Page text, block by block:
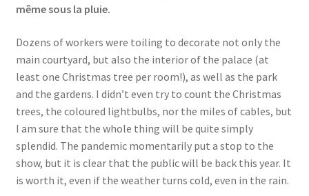
même sous la pluie.
Dozens of workers were toiling to decorate not only the
main courtyard, but also the interior of the palace (at
least one Christmas tree per room!), as well as the park
and the gardens. I didn’t even try to count the Christmas
trees, the coloured lightbulbs, nor the miles of cables, but
I am sure that the whole thing will be quite simply
splendid. The pandemic momentarily put a stop to the
show, but it is clear that the public will be back this year. It
is worth it, even if the weather turns cold, even in the rain.